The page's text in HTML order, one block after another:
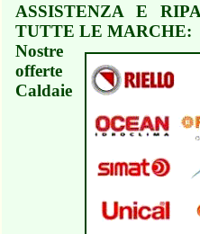
ASSISTENZA E
TUTTE LE MARCHE:
Nostre
offerte
Caldaie